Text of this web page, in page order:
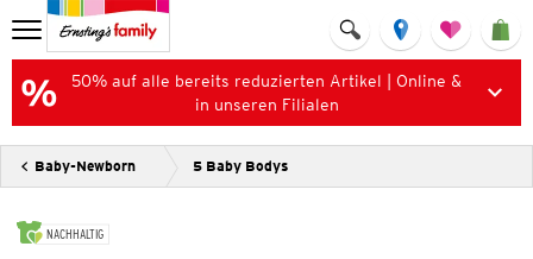
50% auf alle bereits reduzierten Artikel | Online &
in unseren Filialen
Baby-Newborn 5 Baby Bodys
NACHHALTIG